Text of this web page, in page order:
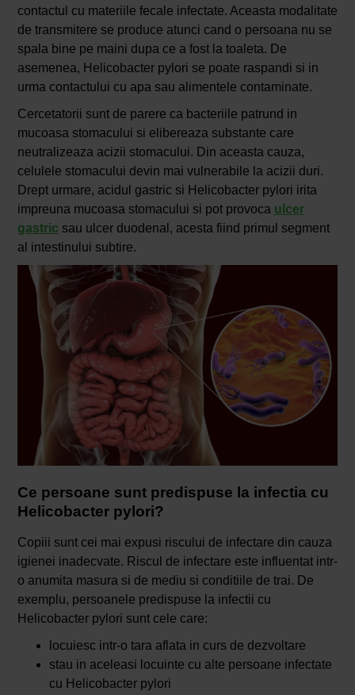
contactul cu materiile fecale infectate. Aceasta modalitate
de transmitere se produce atunci cand o persoana nu se
spala bine pe maini dupa ce a fost la toaleta. De
asemenea, Helicobacter pylori se poate raspandi si in
urma contactului cu apa sau alimentele contaminate.
Cercetatorii sunt de parere ca bacteriile patrund in
mucoasa stomacului si elibereaza substante care
neutralizeaza acizii stomacului. Din aceasta cauza,
celulele stomacului devin mai vulnerabile la acizii duri.
Drept urmare, acidul gastric si Helicobacter pylori irita
impreuna mucoasa stomacului si pot provoca ulcer
gastric sau ulcer duodenal, acesta fiind primul segment
al intestinului subtire.
Ce persoane sunt predispuse la infectia cu
Helicobacter pylori?
Copiii sunt cei mai expusi riscului de infectare din cauza
igienei inadecvate. Riscul de infectare este influentat intr-
o anumita masura si de mediu si conditiile de trai. De
exemplu, persoanele predispuse la infectii cu
Helicobacter pylori sunt cele care:
locuiesc intr-o tara aflata in curs de dezvoltare
stau in aceleasi locuinte cu alte persoane infectate
cu Helicobacter pylori